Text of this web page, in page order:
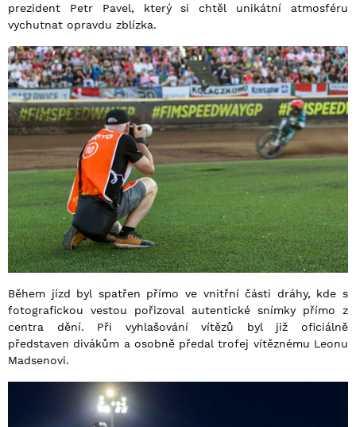
prezident Petr Pavel, který si chtěl unikátní atmosféru
vychutnat opravdu zblízka.
Během jízd byl spatřen přímo ve vnitřní části dráhy, kde s
fotografickou vestou pořizoval autentické snímky přímo z
centra dění. Při vyhlašování vítězů byl již oficiálně
představen divákům a osobně předal trofej vítěznému Leonu
Madsenovi.